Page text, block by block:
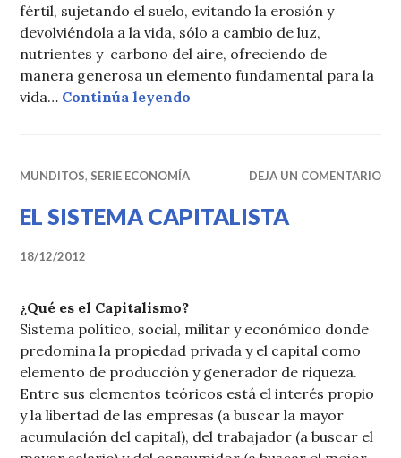
fértil, sujetando el suelo, evitando la erosión y
devolviéndola a la vida, sólo a cambio de luz,
nutrientes y carbono del aire, ofreciendo de
manera generosa un elemento fundamental para la
vida… Continúa leyendo
MUNDITOS, SERIE ECONOMÍA DEJA UN COMENTARIO
EL SISTEMA CAPITALISTA
18/12/2012
¿Qué es el Capitalismo?
Sistema político, social, militar y económico donde
predomina la propiedad privada y el capital como
elemento de producción y generador de riqueza.
Entre sus elementos teóricos está el interés propio
y la libertad de las empresas (a buscar la mayor
acumulación del capital), del trabajador (a buscar el